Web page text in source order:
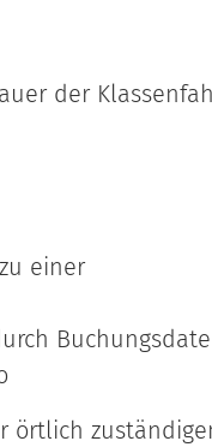
der
einer
örtlich